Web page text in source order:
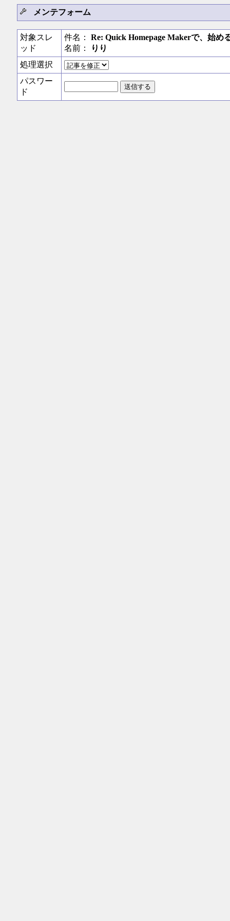
メンテフォーム
対象スレ
ッド
件名： Re: Quick Homepage Makerで、始め
名前：
りり
処理選択
パスワー
ド